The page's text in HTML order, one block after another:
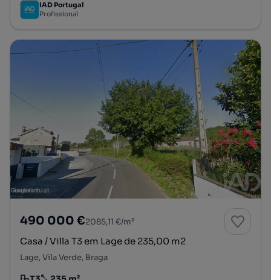
IAD Portugal
Profissional
490 000 €2085,11 €/m²
Casa / Villa T3 em Lage de 235,00 m2
Lage, Vila Verde, Braga